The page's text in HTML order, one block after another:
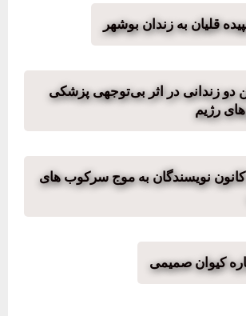
قلیان به زندان بوشهر
دو زندانی در اثر بی‌توجهی پزشکی
رژیم
نویسندگان به موج سرکوب های
کیوان صمیمی